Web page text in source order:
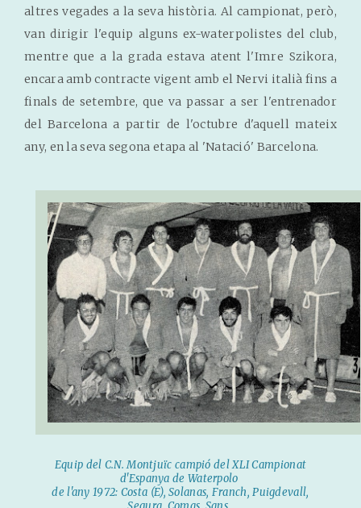
altres vegades a la seva història. Al campionat, però,
van dirigir l'equip alguns ex-waterpolistes del club,
mentre que a la grada estava atent l'Imre Szikora,
encara amb contracte vigent amb el Nervi italià fins a
finals de setembre, que va passar a ser l'entrenador
del Barcelona a partir de l'octubre d'aquell mateix
any, en la seva segona etapa al 'Natació' Barcelona.
Equip del C.N. Montjuïc campió del XLI Campionat
d'Espanya de Waterpolo
de l'any 1972: Costa (E), Solanas, Franch, Puigdevall,